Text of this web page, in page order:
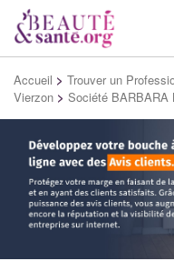
Accueil > Trouver un
Vierzon > Société BARBARA